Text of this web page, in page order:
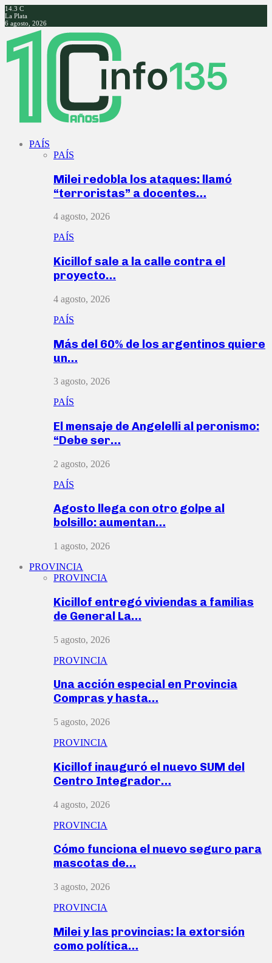
14.3 C
La Plata
6 agosto, 2026
Facebook
Twitter
Instagram
Youtube
PAÍS
PAÍS
Milei redobla los ataques: llamó
“terroristas” a docentes…
4 agosto, 2026
PAÍS
Kicillof sale a la calle contra el
proyecto…
4 agosto, 2026
PAÍS
Más del 60% de los argentinos quiere
un…
3 agosto, 2026
PAÍS
El mensaje de Angelelli al peronismo:
“Debe ser…
2 agosto, 2026
PAÍS
Agosto llega con otro golpe al
bolsillo: aumentan…
1 agosto, 2026
PROVINCIA
PROVINCIA
Kicillof entregó viviendas a familias
de General La…
5 agosto, 2026
PROVINCIA
Una acción especial en Provincia
Compras y hasta…
5 agosto, 2026
PROVINCIA
Kicillof inauguró el nuevo SUM del
Centro Integrador…
4 agosto, 2026
PROVINCIA
Cómo funciona el nuevo seguro para
mascotas de…
3 agosto, 2026
PROVINCIA
Milei y las provincias: la extorsión
como política…